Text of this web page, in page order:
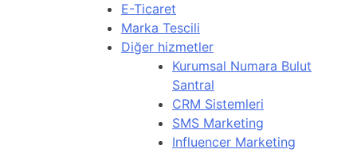
E-Ticaret
Marka Tescili
Diğer hizmetler
Kurumsal Numara Bulut
Santral
CRM Sistemleri
SMS Marketing
Influencer Marketing